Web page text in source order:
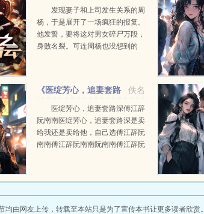
发现妻子和上司发生关系的周
杨，于是展开了一场疯狂的报复。
他发誓，要将这对男女碎尸万段，
身败名裂。可连周杨也没想到的
云。...
佚名
《医绽芳心，追妻套路
深》阮南南傅江辞
医绽芳心，追妻套路深傅江辞
阮南南医绽芳心，追妻套路深是卖
给我还是卖给他，自己选傅江辞阮
南南傅江辞阮南南阮南南傅江辞阮
由网友上传，转载至本站只是为了宣传本书让更多读者欣赏。